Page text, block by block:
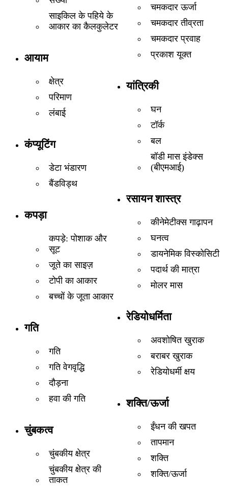
साइकिल के पहिये के
आकार का कैलकुलेटर
आयाम
क्षेत्र
परिमाण
लंबाई
कंप्यूटिंग
डेटा भंडारण
बैंडविड्थ
कपड़ा
कपड़े: पोशाक और
सूट
जूते का साइज़
टोपी का आकार
बच्चों के जूता आकार
गति
गति
गति वेगवृद्धि
दौड़ना
हवा की गति
चुंबकत्व
चुंबकीय क्षेत्र
चुंबकीय क्षेत्र की
ताकत
चमकदार ऊर्जा
चमकदार तीव्रता
चमकदार प्रवाह
प्रकाश यूक्त
यांत्रिकी
घन
टॉर्क
बल
बॉडी मास इंडेक्स
(बीएमआई)
रसायन शास्त्र
कीनेमेटीक्स गाढ़ापन
घनत्व
डायनेमिक विस्कोसिटी
पदार्थ की मात्रा
मोलर मास
रेडियोधर्मिता
अवशोषित खुराक
बराबर खुराक
रेडियोधर्मी क्षय
शक्ति/ऊर्जा
ईंधन की खपत
तापमान
शक्ति
शक्ति/ऊर्जा